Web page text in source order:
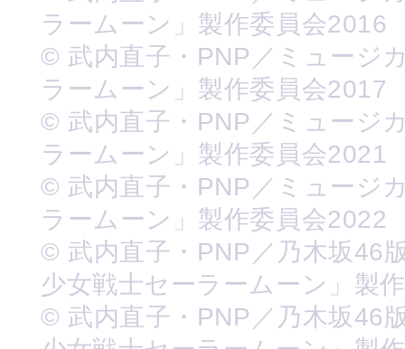
ラームーン」製作委員会2016
© 武内直子・PNP／ミュージ
ラームーン」製作委員会2017
© 武内直子・PNP／ミュージ
ラームーン」製作委員会2021
© 武内直子・PNP／ミュージ
ラームーン」製作委員会2022
© 武内直子・PNP／乃木坂46
少女戦士セーラームーン」製
© 武内直子・PNP／乃木坂46